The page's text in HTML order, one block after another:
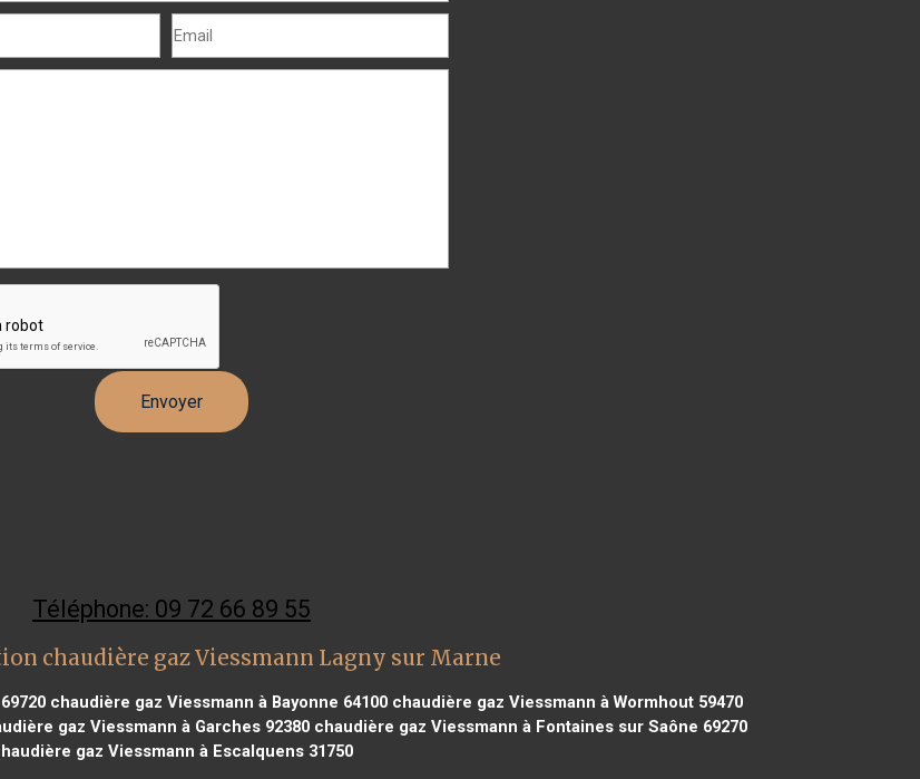
Téléphone: 09 72 66 89 55
chaudière gaz Viessmann Lagny sur Marne
chaudière gaz Viessmann à Bayonne 64100 chaudière gaz Viessmann à Wormhout 59470
gaz Viessmann à Garches 92380chaudière gaz Viessmann à Fontaines sur Saône 69270
gaz Viessmann à Escalquens 31750